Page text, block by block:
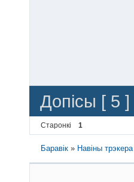
Допісы [ 5 ]
Старонкі 1
Баравік » Навіны трэкера